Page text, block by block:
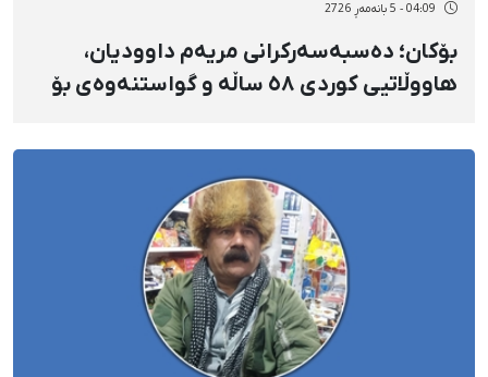
04:09 - 5 بانەمەڕ 2726
بۆکان؛ دەسبەسەرکرانی مریەم داوودیان،
هاووڵاتیی کوردی ٥٨ ساڵە و گواستنەوەی بۆ